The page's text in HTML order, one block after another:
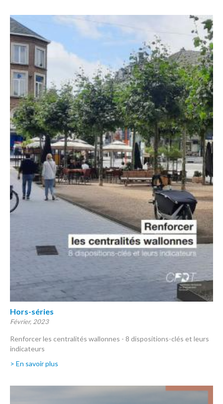
Hors-séries
Février, 2023
Renforcer les centralités wallonnes - 8 dispositions-clés et leurs
indicateurs
> En savoir plus